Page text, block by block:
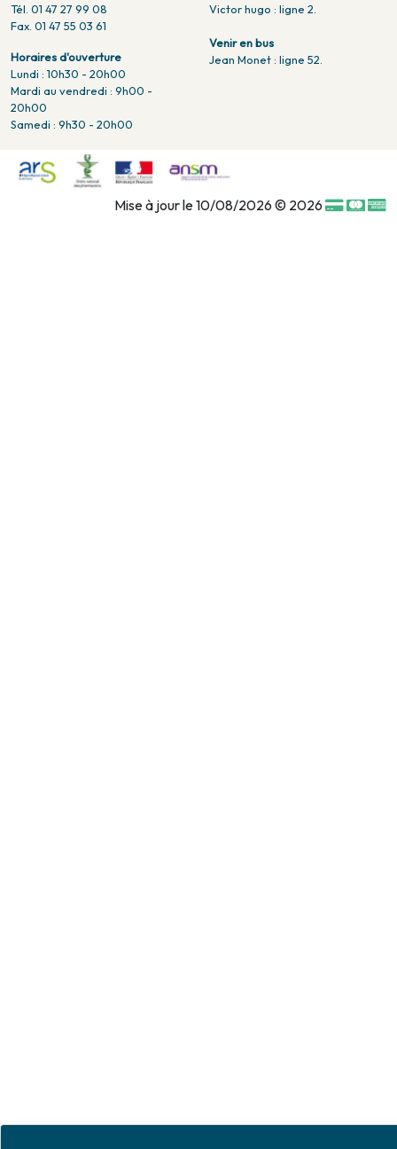
Tél. 01 47 27 99 08
Fax. 01 47 55 03 61
Horaires d'ouverture
Lundi : 10h30 - 20h00
Mardi au vendredi : 9h00 -
20h00
Samedi : 9h30 - 20h00
Victor hugo : ligne 2.
Venir en bus
Jean Monet : ligne 52.
Mise à jour le 10/08/2026 © 2026